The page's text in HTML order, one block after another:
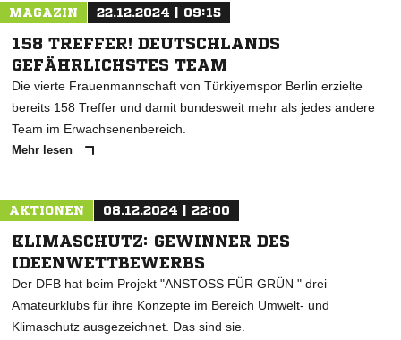
MAGAZIN 22.12.2024 | 09:15
158 TREFFER! DEUTSCHLANDS
GEFÄHRLICHSTES TEAM
Die vierte Frauenmannschaft von Türkiyemspor Berlin erzielte
bereits 158 Treffer und damit bundesweit mehr als jedes andere
Team im Erwachsenenbereich.
Mehr lesen
AKTIONEN 08.12.2024 | 22:00
KLIMASCHUTZ: GEWINNER DES
IDEENWETTBEWERBS
Der DFB hat beim Projekt "ANSTOSS FÜR GRÜN " drei
Amateurklubs für ihre Konzepte im Bereich Umwelt- und
Klimaschutz ausgezeichnet. Das sind sie.